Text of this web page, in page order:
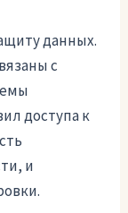
данных.
с
доступа к
и